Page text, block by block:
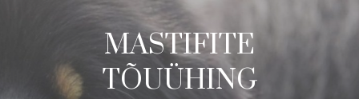
MASTIFITE
TÕUÜHING